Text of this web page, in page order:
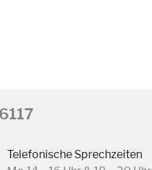
Telefonische Sprechzeiten